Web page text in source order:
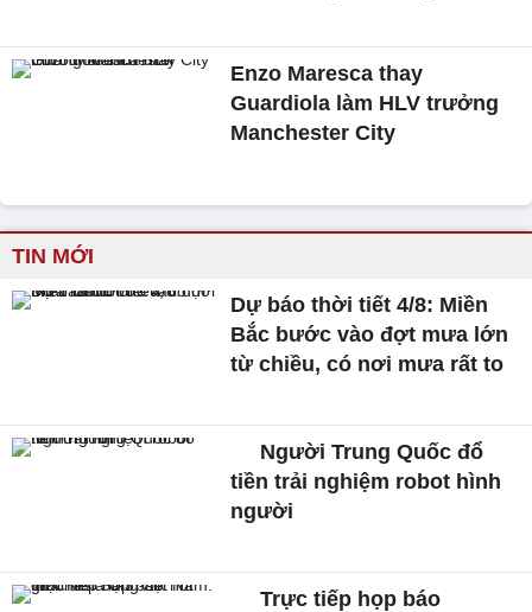
Enzo Maresca thay
Guardiola làm HLV trưởng
Manchester City
TIN MỚI
Dự báo thời tiết 4/8: Miền
Bắc bước vào đợt mưa lớn
từ chiều, có nơi mưa rất to
Người Trung Quốc đổ
tiền trải nghiệm robot hình
người
Trực tiếp họp báo